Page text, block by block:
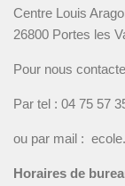
Centre Louis
26800 Portes les
Pour nous
Par tel : 04 75 57
ou par mail :
Horaires de